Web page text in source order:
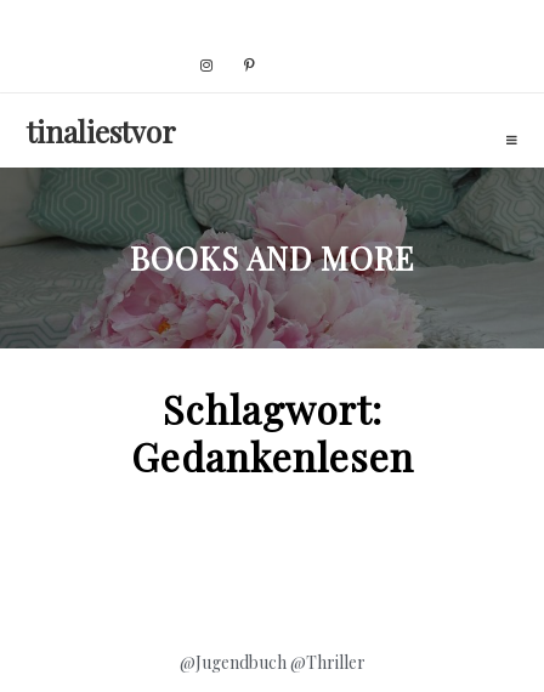
tinaliestvor
BOOKS AND MORE
Schlagwort:
Gedankenlesen
@Jugendbuch @Thriller